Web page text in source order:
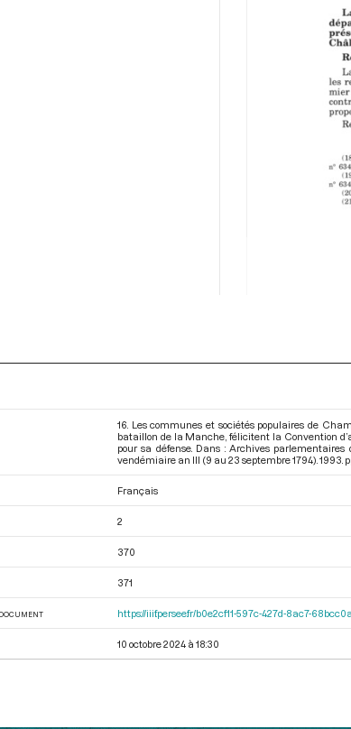
16. Les communes et sociétés populaires de
bataillon de la Manche, félicitent la Convention
pour sa défense. Dans : Archives
vendémiaire an III (9 au 23 septembre 1794) . 1993.
Français
2
370
371
https://iiif.persee.fr/b0e2cf11-597c-427d-8ac7-
10 octobre 2024 à 18:30